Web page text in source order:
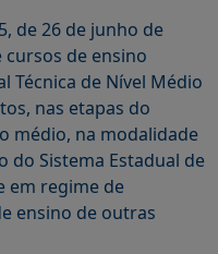
de 26 de junho de
cursos de ensino
Técnica de Nível Médio
nas etapas do
médio, na modalidade
do Sistema Estadual de
em regime de
ensino de outras